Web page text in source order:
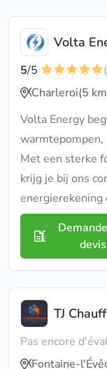
Volta
5/5
Charleroi(5
Volta Energy
warmtepompen,
Met een sterke
krijg je bij ons
energierekening
devis
TJ
Pas encore
Fontaine-